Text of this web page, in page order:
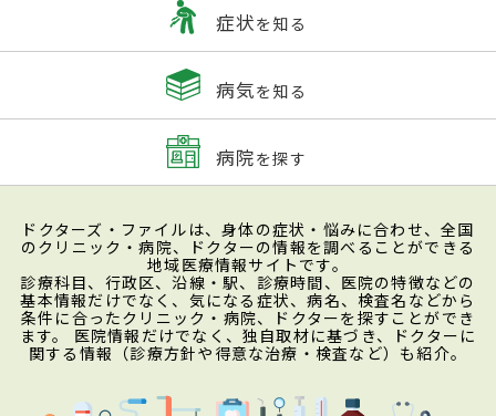
症状を知る
病気を知る
病院を探す
ドクターズ・ファイルは、身体の症状・悩みに合わせ、全国
のクリニック・病院、ドクターの情報を調べることができる
地域医療情報サイトです。
診療科目、行政区、沿線・駅、診療時間、医院の特徴などの
基本情報だけでなく、気になる症状、病名、検査名などから
条件に合ったクリニック・病院、ドクターを探すことができ
ます。 医院情報だけでなく、独自取材に基づき、ドクターに
関する情報（診療方針や得意な治療・検査など）も紹介。